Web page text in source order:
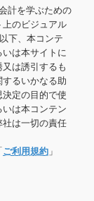
計を学ぶための
のビジュアル
下、本コンテ
は本サイトに
は誘引するも
るいかなる助
定の目的で使
は本コンテン
は一切の責任
ご利用規約 」